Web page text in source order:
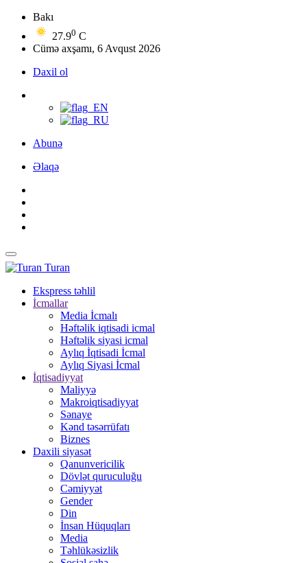
Bakı
27.90 C
Cümə axşamı, 6 Avqust 2026
Daxil ol
Abunə
Əlaqə
Turan
Ekspress təhlil
İcmallar
Media İcmalı
Həftəlik iqtisadi icmal
Həftəlik siyasi icmal
Aylıq İqtisadi İcmal
Aylıq Siyasi İcmal
İqtisadiyyat
Maliyyə
Makroiqtisadiyyat
Sənaye
Kənd təsərrüfatı
Biznes
Daxili siyasət
Qanunvericilik
Dövlət quruculuğu
Cəmiyyət
Gender
Din
İnsan Hüquqları
Media
Təhlükəsizlik